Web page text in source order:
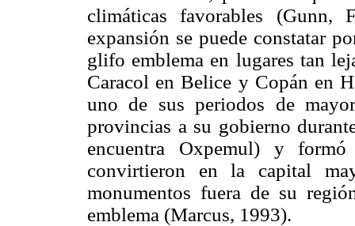
climáticas favorables (Gunn,
expansión se puede constatar
glifo emblema en lugares tan
Caracol en Belice y Copán en
uno de sus periodos de
provincias a su gobierno
encuentra Oxpemul) y
convirtieron en la capital
monumentos fuera de su
emblema (Marcus, 1993).